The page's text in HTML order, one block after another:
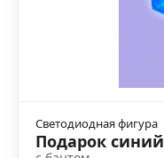
Светодиодная фигура
Подарок синий